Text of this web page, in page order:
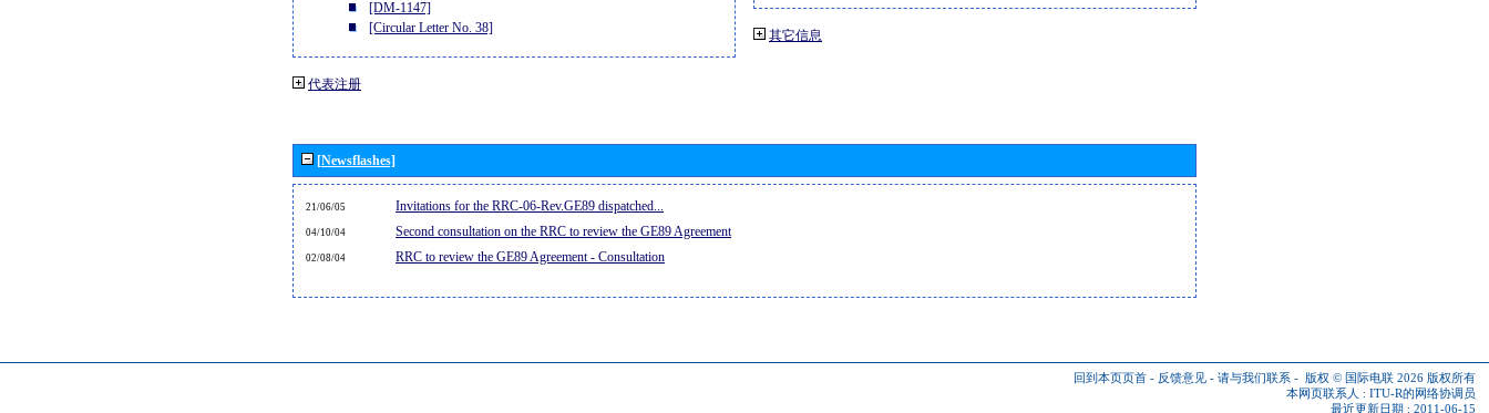
[DM-1147]
[Circular Letter No. 38]
代表注册
其它信息
[Newsflashes]
21/06/05 Invitations for the RRC-06-Rev.GE89 dispatched...
04/10/04 Second consultation on the RRC to review the GE89 Agreement
02/08/04 RRC to review the GE89 Agreement - Consultation
回到本页页首 - 反馈意见 - 请与我们联系 - 版权 © 国际电联 2026 版权所有
本网页联系人 : ITU-R的网络协调员
最近更新日期 : 2011-06-15